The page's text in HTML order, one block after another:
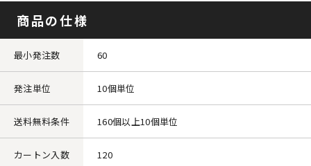
商品の仕様
最小発注数 60
発注単位 10個単位
送料無料条件 160個以上10個単位
カートン入数 120